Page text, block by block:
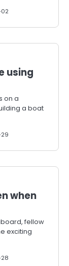
using
on a
a boat
when
fellow
exciting